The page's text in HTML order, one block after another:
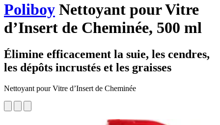
Poliboy Nettoyant pour Vitre
d’Insert de Cheminée, 500 ml
Élimine efficacement la suie, les cendres,
les dépôts incrustés et les graisses
Nettoyant pour Vitre d’Insert de Cheminée